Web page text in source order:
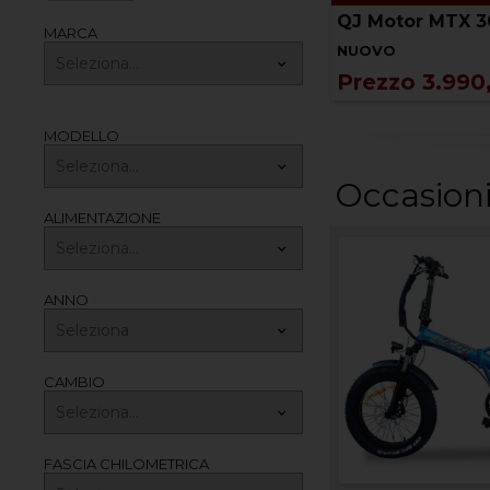
MARCA
MODELLO
ALIMENTAZIONE
ANNO
CAMBIO
FASCIA CHILOMETRICA
QJ Motor MTX
NUOVO
Prezzo